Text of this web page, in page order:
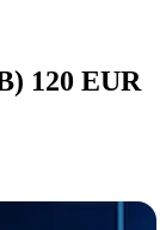
120 EUR